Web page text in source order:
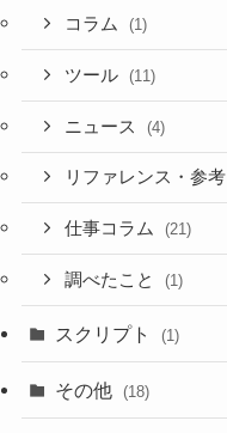
コラム (1)
ツール (11)
ニュース (4)
リファレンス・参考
仕事コラム (21)
調べたこと (1)
スクリプト (1)
その他 (18)